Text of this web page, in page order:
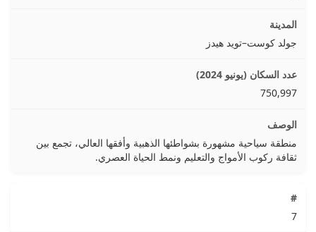
جولد كوست–تويد هيدز
750,997
منطقة سياحية مشهورة بشواطئها الذهبية وأفقها العالي، تجمع بين
ثقافة ركوب الأمواج والتعليم ونمط الحياة العصري.
7